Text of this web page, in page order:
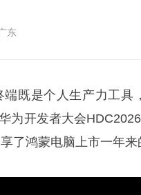
东
既是个人生产力工具
为开发者大会
了鸿蒙电脑上市一年来